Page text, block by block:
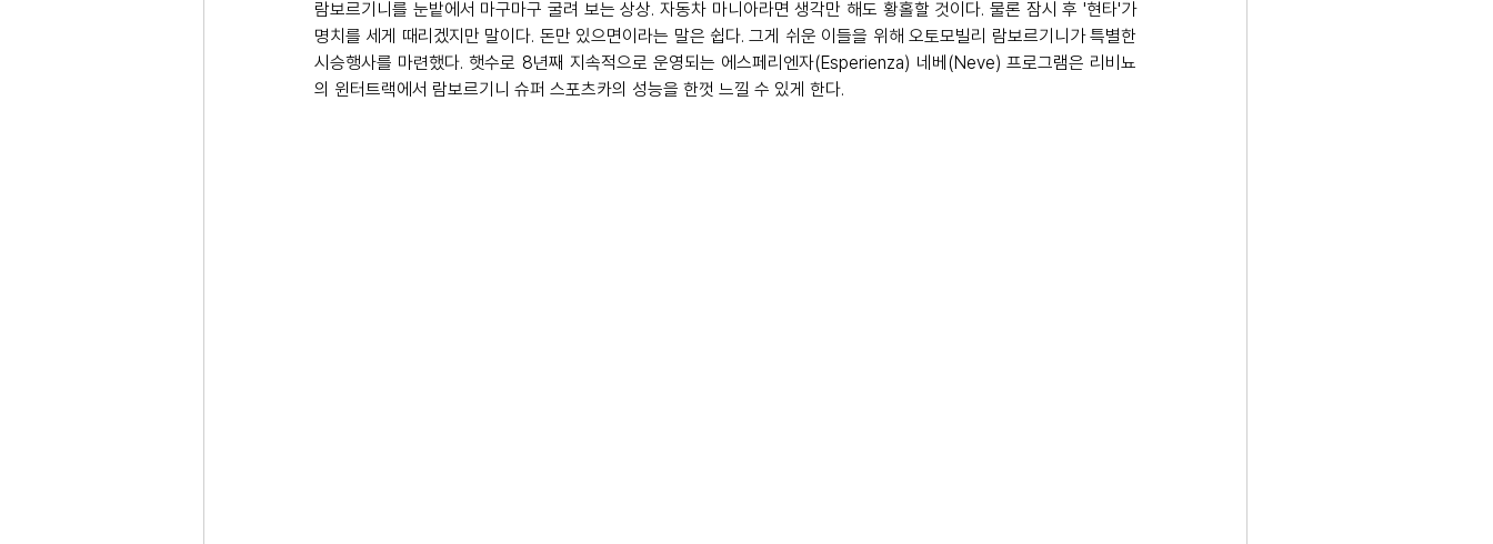
람보르기니를 눈밭에서 마구마구 굴려 보는 상상. 자동차 마니아라면 생각만 해도 황홀할 것이다. 물론 잠시 후 '현타'가
명치를 세게 때리겠지만 말이다. 돈만 있으면이라는 말은 쉽다. 그게 쉬운 이들을 위해 오토모빌리 람보르기니가 특별한
시승행사를 마련했다. 햇수로 8년째 지속적으로 운영되는 에스페리엔자(Esperienza) 네베(Neve) 프로그램은 리비뇨
의 윈터트랙에서 람보르기니 슈퍼 스포츠카의 성능을 한껏 느낄 수 있게 한다.